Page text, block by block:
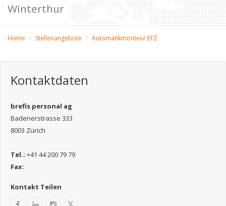
Winterthur
Home Stellenangebote Automatikmonteur EFZ
Kontaktdaten
brefis personal ag
Badenerstrasse 333
8003 Zürich
Tel.: +41 44 200 79 79
Fax:
Kontakt Teilen